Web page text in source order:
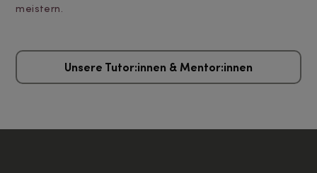
meistern.
Unsere Tutor:innen & Mentor:innen